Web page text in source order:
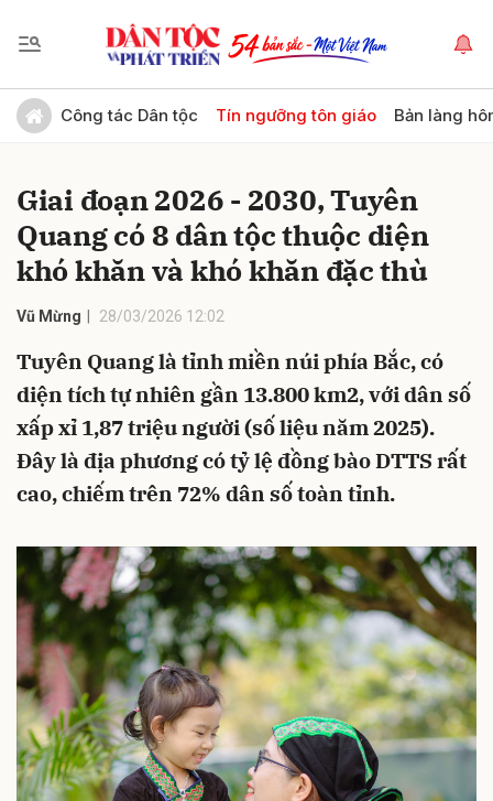
Công tác Dân tộc Tín ngưỡng tôn giáo Bản làng
Giai đoạn 2026 - 2030, Tuyên
Quang có 8 dân tộc thuộc diện
khó khăn và khó khăn đặc thù
Vũ Mừng 28/03/2026 12:02
Tuyên Quang là tỉnh miền núi phía Bắc, có
diện tích tự nhiên gần 13.800 km2, với dân số
xấp xỉ 1,87 triệu người (số liệu năm 2025).
Đây là địa phương có tỷ lệ đồng bào DTTS rất
cao, chiếm trên 72% dân số toàn tỉnh.
Gửi bình luận